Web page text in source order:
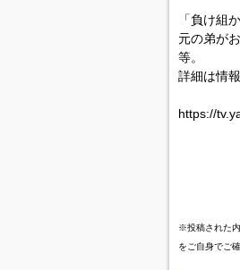
「負け組
元の弟が
等。
詳細は情
https://
※投稿された
をご自身でご